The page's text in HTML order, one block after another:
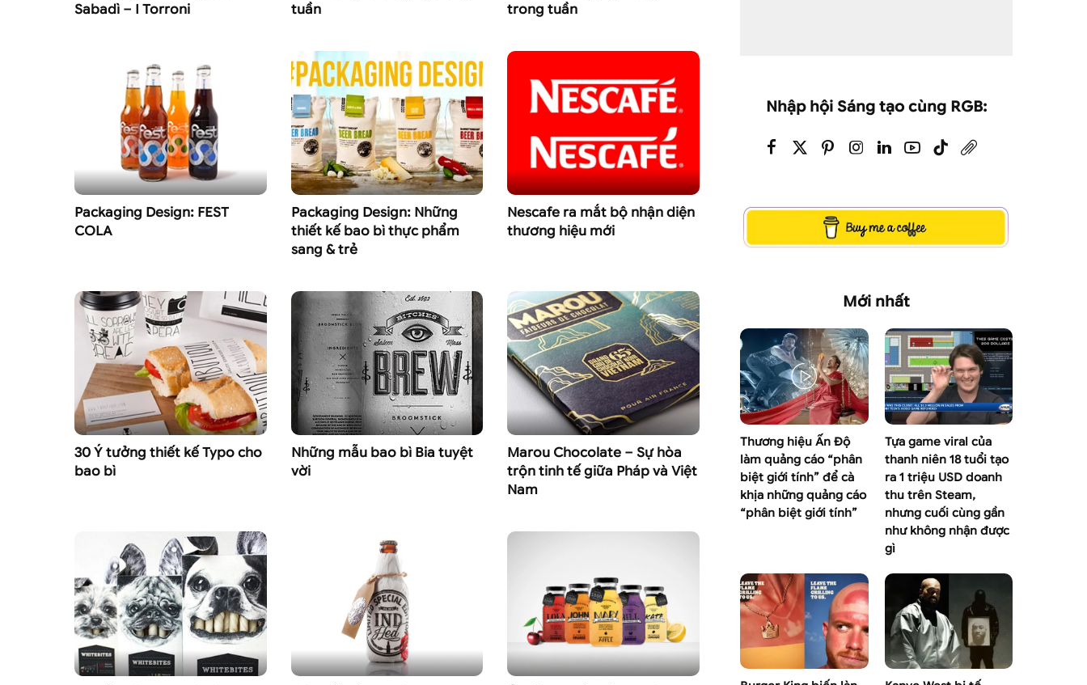
Sabadì – I Torroni
tuần
trong tuần
Packaging Design: FEST
COLA
Packaging Design: Những
thiết kế bao bì thực phẩm
sang & trẻ
Nescafe ra mắt bộ nhận diện
thương hiệu mới
30 Ý tưởng thiết kế Typo cho
bao bì
Những mẫu bao bì Bia tuyệt
vời
Marou Chocolate – Sự hòa
trộn tinh tế giữa Pháp và Việt
Nam
Nhập hội Sáng tạo cùng RGB:
Mới nhất
Thương hiệu Ấn Độ
làm quảng cáo “phân
biệt giới tính” để cà
khịa những quảng cáo
“phân biệt giới tính”
Tựa game viral của
thanh niên 18 tuổi tạo
ra 1 triệu USD doanh
thu trên Steam,
nhưng cuối cùng gần
như không nhận được
gì